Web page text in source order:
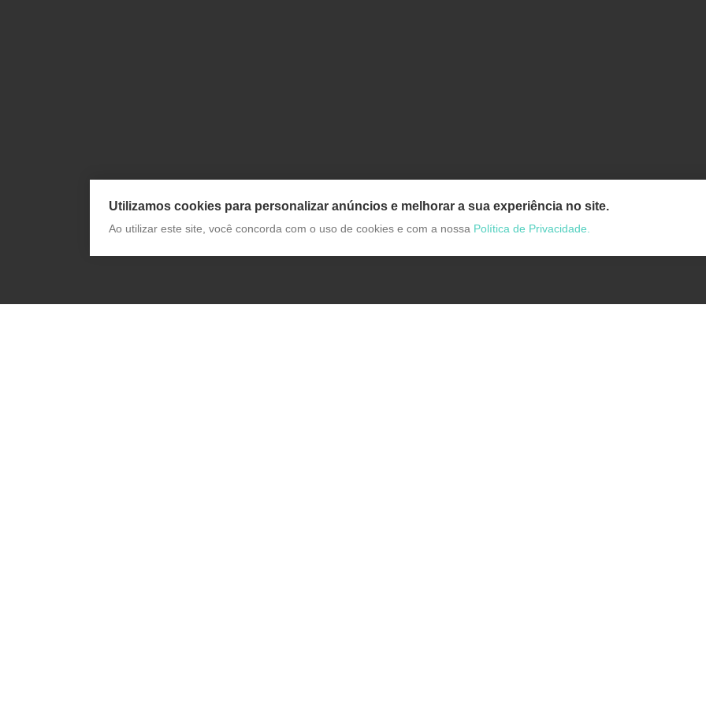
Utilizamos cookies para personalizar anúncios e melhorar a sua experiência no site.
Ao utilizar este site, você concorda com o uso de cookies e com a nossa Política de Privacidade.